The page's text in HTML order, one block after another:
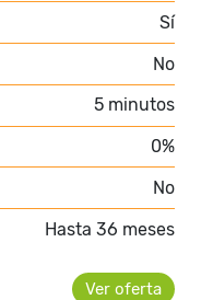
Sí
No
5 minutos
0%
No
Hasta 36 meses
Ver oferta